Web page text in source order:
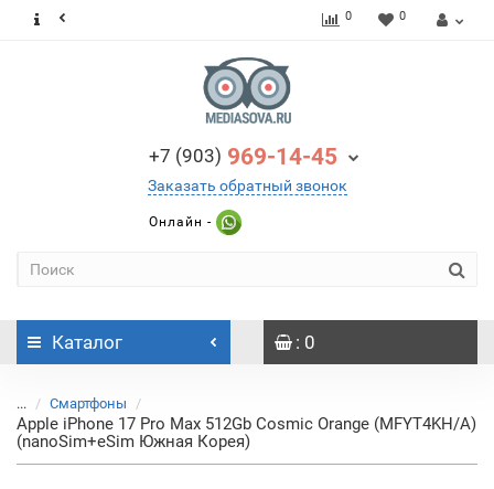
0 0
+7 (903) 969-14-45
Заказать обратный звонок
Онлайн -
Каталог : 0
... Смартфоны
Apple iPhone 17 Pro Max 512Gb Cosmic Orange (MFYT4KH/A)
(nanoSim+eSim Южная Корея)